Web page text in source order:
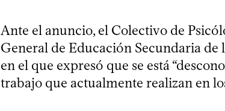
Ante el anuncio, el Colectivo de
General de Educación Secundaria
en el que expresó que se está
trabajo que actualmente realizan en